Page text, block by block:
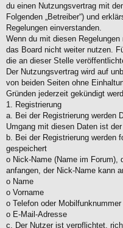
du einen Nutzungsvertrag mit
Folgenden „Betreiber“) und
Regelungen einverstanden.
Wenn du mit diesen
das Board nicht weiter nutzen.
die an dieser Stelle
Der Nutzungsvertrag wird auf
von beiden Seiten ohne
Gründen jederzeit gekündigt
1. Registrierung
a. Bei der Registrierung werden
Umgang mit diesen Daten ist
b. Bei der Registrierung werden
gespeichert
o Nick-Name (Name im Forum),
anfangen, der Nick-Name kann
o Name
o Vorname
o Telefon oder Mobilfunknummer
o E-Mail-Adresse
c. Der Nutzer ist verpflichtet,